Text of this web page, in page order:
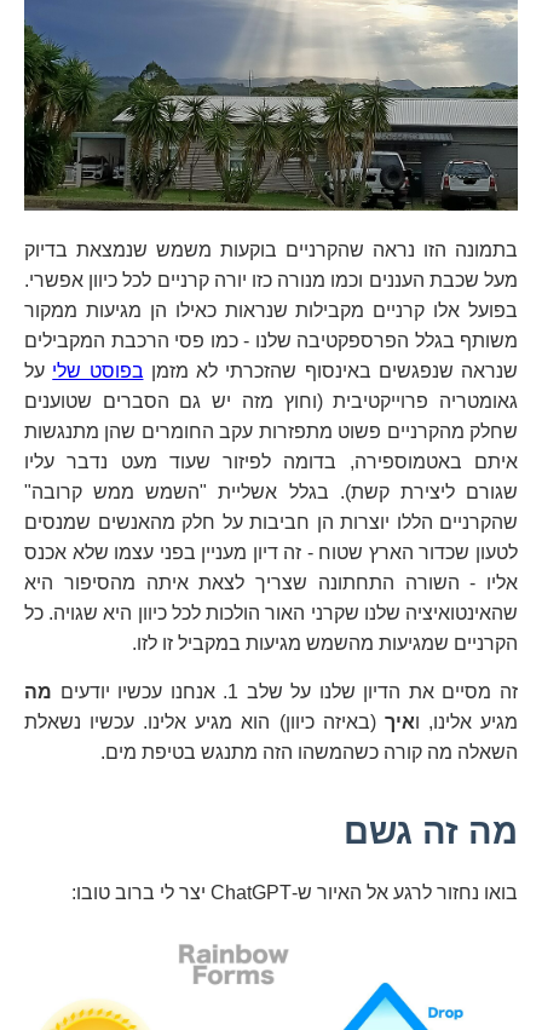
בתמונה הזו נראה שהקרניים בוקעות משמש שנמצאת בדיוק
מעל שכבת העננים וכמו מנורה כזו יורה קרניים לכל כיוון אפשרי.
בפועל אלו קרניים מקבילות שנראות כאילו הן מגיעות ממקור
משותף בגלל הפרספקטיבה שלנו - כמו פסי הרכבת המקבילים
שנראה שנפגשים באינסוף שהזכרתי לא מזמן בפוסט שלי על
גאומטריה פרוייקטיבית (וחוץ מזה יש גם הסברים שטוענים
שחלק מהקרניים פשוט מתפזרות עקב החומרים שהן מתנגשות
איתם באטמוספירה, בדומה לפיזור שעוד מעט נדבר עליו
שגורם ליצירת קשת). בגלל אשליית "השמש ממש קרובה"
שהקרניים הללו יוצרות הן חביבות על חלק מהאנשים שמנסים
לטעון שכדור הארץ שטוח - זה דיון מעניין בפני עצמו שלא אכנס
אליו - השורה התחתונה שצריך לצאת איתה מהסיפור היא
שהאינטואיציה שלנו שקרני האור הולכות לכל כיוון היא שגויה. כל
הקרניים שמגיעות מהשמש מגיעות במקביל זו לזו.
זה מסיים את הדיון שלנו על שלב 1. אנחנו עכשיו יודעים
מה
מגיע אלינו, ואיך (באיזה כיוון) הוא מגיע אלינו. עכשיו נשאלת
השאלה מה קורה כשהמשהו הזה מתנגש בטיפת מים.
מה זה גשם
בואו נחזור לרגע אל האיור ש-ChatGPT יצר לי ברוב טובו: